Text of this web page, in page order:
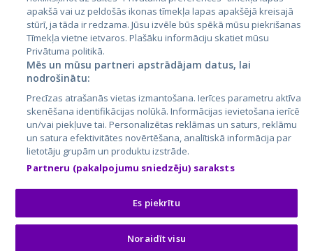
City24.lv
City24.ee
GetaPro.lv
GetaPro.ee
Skelbiu.lt
Autoplius.lt
Aruodas.lt
CVbankas.lt
Kainos.lt
Paslaugos.lt
auto24.ee
Osta.ee
KuldneBörs.ee
apakšā vai uz peldošās ikonas tīmekļa lapas apakšējā kreisajā
stūrī, ja tāda ir redzama. Jūsu izvēle būs spēkā mūsu piekrišanas
Tīmekļa vietne ietvaros. Plašāku informāciju skatiet mūsu
Privātuma politikā.
Mēs un mūsu partneri apstrādājam datus, lai
nodrošinātu:
Precīzas atrašanās vietas izmantošana. Ierīces parametru aktīva
skenēšana identifikācijas nolūkā. Informācijas ievietošana ierīcē
un/vai piekļuve tai. Personalizētas reklāmas un saturs, reklāmu
un satura efektivitātes novērtēšana, analītiskā informācija par
lietotāju grupām un produktu izstrāde.
Partneru (pakalpojumu sniedzēju) saraksts
Es piekrītu
Noraidīt visu